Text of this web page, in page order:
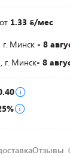
от 1.33
/мес
, г. Минск - 8
, г. Минск- 8
Отзывы